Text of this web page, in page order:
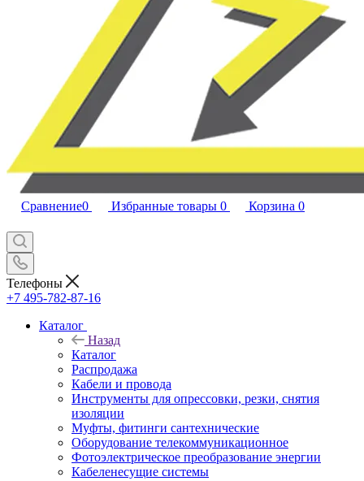
Сравнение0 Избранные товары 0 Корзина 0
Телефоны
+7 495-782-87-16
Каталог
Назад
Каталог
Распродажа
Кабели и провода
Инструменты для опрессовки, резки, снятия
изоляции
Муфты, фитинги сантехнические
Оборудование телекоммуникационное
Фотоэлектрическое преобразование энергии
Кабеленесущие системы